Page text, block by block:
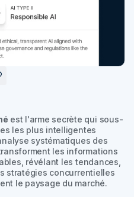
est l'arme secrète qui sous-
les plus intelligentes
systématiques des
les informations
révélant les tendances,
stratégies concurrentielles
le paysage du marché.